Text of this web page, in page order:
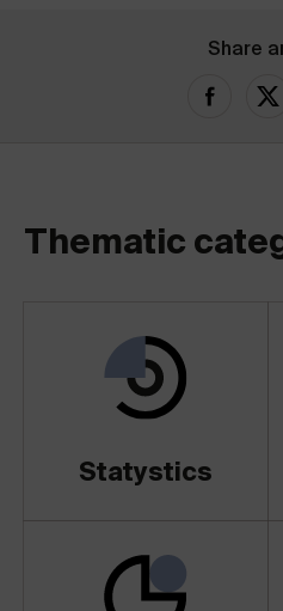
Share
Thematic
Statystics